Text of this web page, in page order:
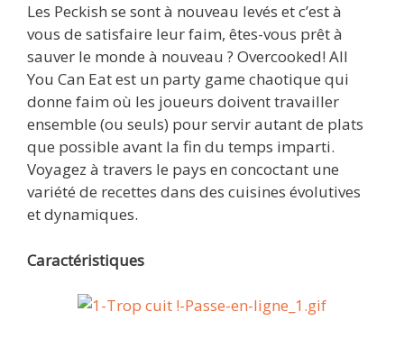
Les Peckish se sont à nouveau levés et c’est à
vous de satisfaire leur faim, êtes-vous prêt à
sauver le monde à nouveau ? Overcooked! All
You Can Eat est un party game chaotique qui
donne faim où les joueurs doivent travailler
ensemble (ou seuls) pour servir autant de plats
que possible avant la fin du temps imparti.
Voyagez à travers le pays en concoctant une
variété de recettes dans des cuisines évolutives
et dynamiques.
Caractéristiques